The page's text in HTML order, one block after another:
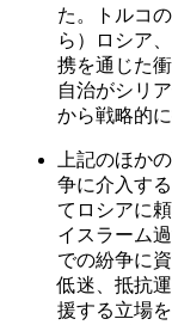
た。トルコ
ら）ロシア
携を通じた
自治がシリ
から戦略的
上記のほか
争に介入す
てロシアに
イスラーム
での紛争に
低迷、抵抗
援する立場